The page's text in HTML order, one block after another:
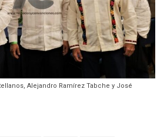
Alejandro Ramírez Tabche y José